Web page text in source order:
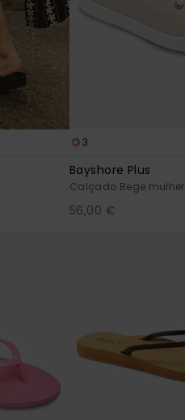
3
Bayshore Plus
Calçado Bege mulher
56,00 €